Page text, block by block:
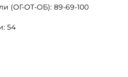
(ОГ-ОТ-ОБ): 89-69-100
54